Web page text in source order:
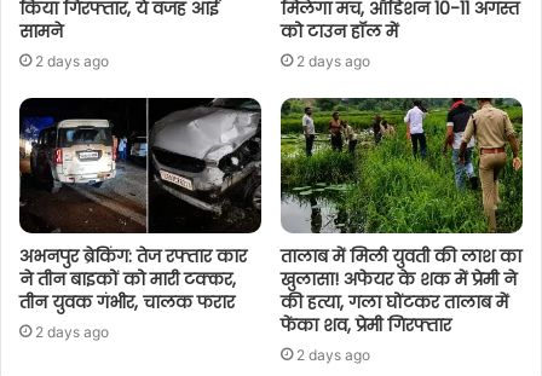
किया गिरफ्तार, ये वजह आई
सामने
2 days ago
मिलेगा मंच, ऑडिशन 10-11 अगस्त
को टाउन हॉल में
2 days ago
अभनपुर ब्रेकिंग: तेज रफ्तार कार
ने तीन बाइकों को मारी टक्कर,
तीन युवक गंभीर, चालक फरार
2 days ago
तालाब में मिली युवती की लाश का
खुलासा! अफेयर के शक में प्रेमी ने
की हत्या, गला घोंटकर तालाब में
फेंका शव, प्रेमी गिरफ्तार
2 days ago